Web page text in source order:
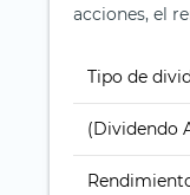
acciones, el
Tipo de
(Dividendo